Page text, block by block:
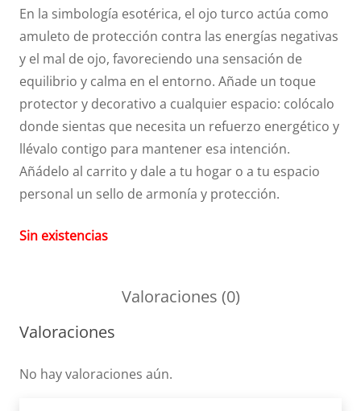
En la simbología esotérica, el ojo turco actúa como
amuleto de protección contra las energías negativas
y el mal de ojo, favoreciendo una sensación de
equilibrio y calma en el entorno. Añade un toque
protector y decorativo a cualquier espacio: colócalo
donde sientas que necesita un refuerzo energético y
llévalo contigo para mantener esa intención.
Añádelo al carrito y dale a tu hogar o a tu espacio
personal un sello de armonía y protección.
Sin existencias
Valoraciones (0)
Valoraciones
No hay valoraciones aún.